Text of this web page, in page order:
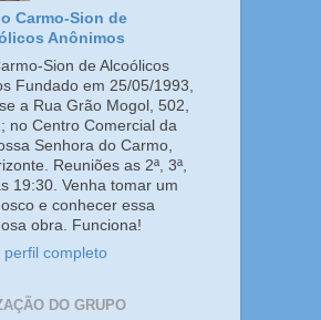
Carmo-Sion de
Anônimos
Sion de Alcoólicos
Fundado em 25/05/1993,
a Rua Grão Mogol, 502,
no Centro Comercial da
Senhora do Carmo,
Reuniões as 2ª, 3ª,
19:30. Venha tomar um
e conhecer essa
obra. Funciona!
perfil completo
DO GRUPO